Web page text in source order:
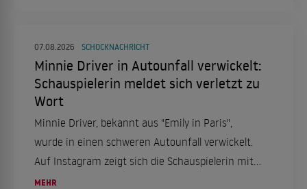
07.08.2026 SCHOCKNACHRICHT
Minnie Driver in Autounfall verwickelt:
Schauspielerin meldet sich verletzt zu
Wort
Minnie Driver, bekannt aus "Emily in Paris",
wurde in einen schweren Autounfall verwickelt.
Auf Instagram zeigt sich die Schauspielerin mit
einer Halskrause und berichtet von dem Vorfall,
MEHR